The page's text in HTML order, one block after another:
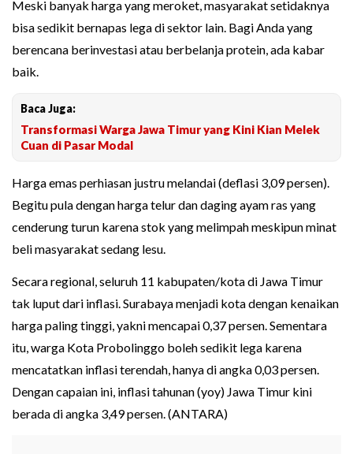
Meski banyak harga yang meroket, masyarakat setidaknya
bisa sedikit bernapas lega di sektor lain. Bagi Anda yang
berencana berinvestasi atau berbelanja protein, ada kabar
baik.
Baca Juga:
Transformasi Warga Jawa Timur yang Kini Kian Melek
Cuan di Pasar Modal
Harga emas perhiasan justru melandai (deflasi 3,09 persen).
Begitu pula dengan harga telur dan daging ayam ras yang
cenderung turun karena stok yang melimpah meskipun minat
beli masyarakat sedang lesu.
Secara regional, seluruh 11 kabupaten/kota di Jawa Timur
tak luput dari inflasi. Surabaya menjadi kota dengan kenaikan
harga paling tinggi, yakni mencapai 0,37 persen. Sementara
itu, warga Kota Probolinggo boleh sedikit lega karena
mencatatkan inflasi terendah, hanya di angka 0,03 persen.
Dengan capaian ini, inflasi tahunan (yoy) Jawa Timur kini
berada di angka 3,49 persen. (ANTARA)